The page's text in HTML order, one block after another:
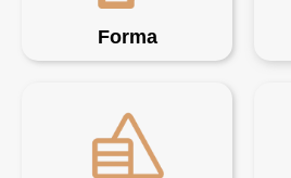
Forma